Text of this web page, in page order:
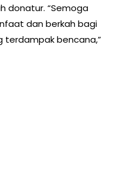
donatur. “Semoga
dan berkah bagi
terdampak bencana,”